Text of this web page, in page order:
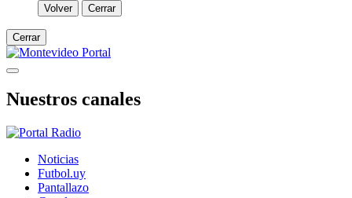
Volver Cerrar
Cerrar
Nuestros canales
Noticias
Futbol.uy
Pantallazo